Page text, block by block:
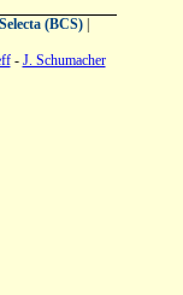
(BCS)|
- J. Schumacher